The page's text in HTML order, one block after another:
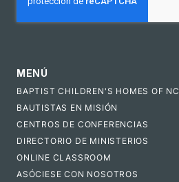
MENÚ
BAPTIST CHILDREN'S HOMES OF NC
BAUTISTAS EN MISIÓN
CENTROS DE CONFERENCIAS
DIRECTORIO DE MINISTERIOS
ONLINE CLASSROOM
ASÓCIESE CON NOSOTROS